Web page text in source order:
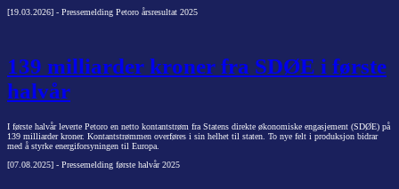
[19.03.2026] - Pressemelding Petoro årsresultat 2025
139 milliarder kroner fra SDØE i første
halvår
I første halvår leverte Petoro en netto kontantstrøm fra Statens direkte økonomiske engasjement (SDØE) på
139 milliarder kroner. Kontantstrømmen overføres i sin helhet til staten. To nye felt i produksjon bidrar
med å styrke energiforsyningen til Europa.
[07.08.2025] - Pressemelding første halvår 2025